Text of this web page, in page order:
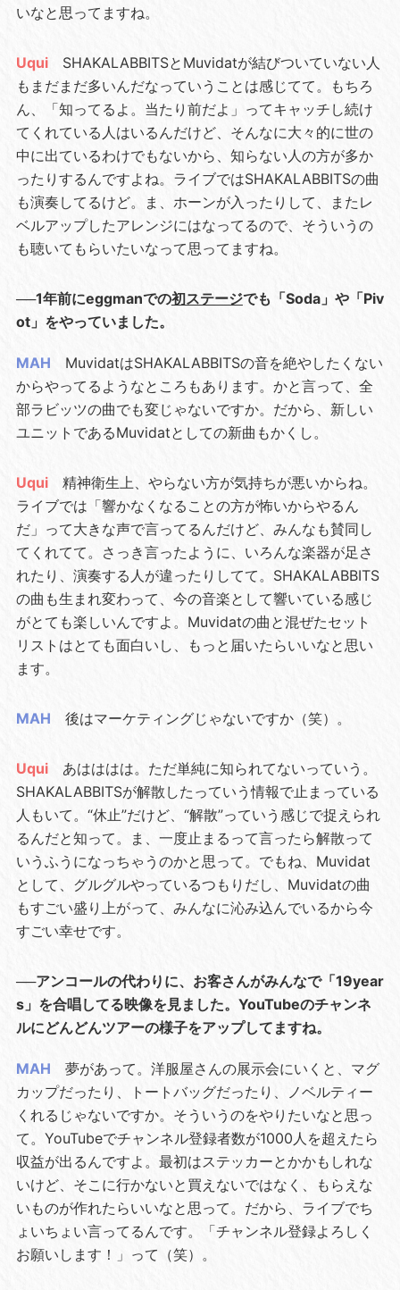
いなと思ってますね。
Uqui
SHAKALABBITSとMuvidatが結びついていない人
もまだまだ多いんだなっていうことは感じてて。もちろ
ん、「知ってるよ。当たり前だよ」ってキャッチし続け
てくれている人はいるんだけど、そんなに大々的に世の
中に出ているわけでもないから、知らない人の方が多か
ったりするんですよね。ライブではSHAKALABBITSの曲
も演奏してるけど。ま、ホーンが入ったりして、またレ
ベルアップしたアレンジにはなってるので、そういうの
も聴いてもらいたいなって思ってますね。
──1年前にeggmanでの初ステージでも「Soda」や「Piv
ot」をやっていました。
MAH
MuvidatはSHAKALABBITSの音を絶やしたくない
からやってるようなところもあります。かと言って、全
部ラビッツの曲でも変じゃないですか。だから、新しい
ユニットであるMuvidatとしての新曲もかくし。
Uqui
精神衛生上、やらない方が気持ちが悪いからね。
ライブでは「響かなくなることの方が怖いからやるん
だ」って大きな声で言ってるんだけど、みんなも賛同し
てくれてて。さっき言ったように、いろんな楽器が足さ
れたり、演奏する人が違ったりしてて。SHAKALABBITS
の曲も生まれ変わって、今の音楽として響いている感じ
がとても楽しいんですよ。Muvidatの曲と混ぜたセット
リストはとても面白いし、もっと届いたらいいなと思い
ます。
MAH 後はマーケティングじゃないですか（笑）。
Uqui
あはははは。ただ単純に知られてないっていう。
SHAKALABBITSが解散したっていう情報で止まっている
人もいて。“休止”だけど、“解散”っていう感じで捉えられ
るんだと知って。ま、一度止まるって言ったら解散って
いうふうになっちゃうのかと思って。でもね、Muvidat
として、グルグルやっているつもりだし、Muvidatの曲
もすごい盛り上がって、みんなに沁み込んでいるから今
すごい幸せです。
──アンコールの代わりに、お客さんがみんなで「19year
s」を合唱してる映像を見ました。YouTubeのチャンネ
ルにどんどんツアーの様子をアップしてますね。
MAH
夢があって。洋服屋さんの展示会にいくと、マグ
カップだったり、トートバッグだったり、ノベルティー
くれるじゃないですか。そういうのをやりたいなと思っ
て。YouTubeでチャンネル登録者数が1000人を超えたら
収益が出るんですよ。最初はステッカーとかかもしれな
いけど、そこに行かないと買えないではなく、もらえな
いものが作れたらいいなと思って。だから、ライブでち
ょいちょい言ってるんです。「チャンネル登録よろしく
お願いします！」って（笑）。